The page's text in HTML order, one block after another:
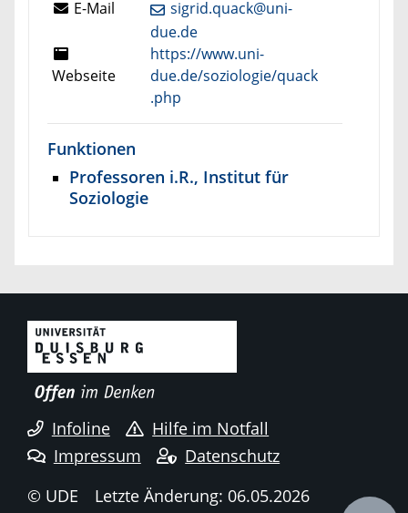
E-Mail
sigrid.quack@uni-
due.de
Webseite
https://www.uni-
due.de/soziologie/quack
.php
Funktionen
Professoren i.R., Institut für
Soziologie
Infoline
Hilfe im Notfall
Impressum
Datenschutz
© UDE
Letzte Änderung: 06.05.2026